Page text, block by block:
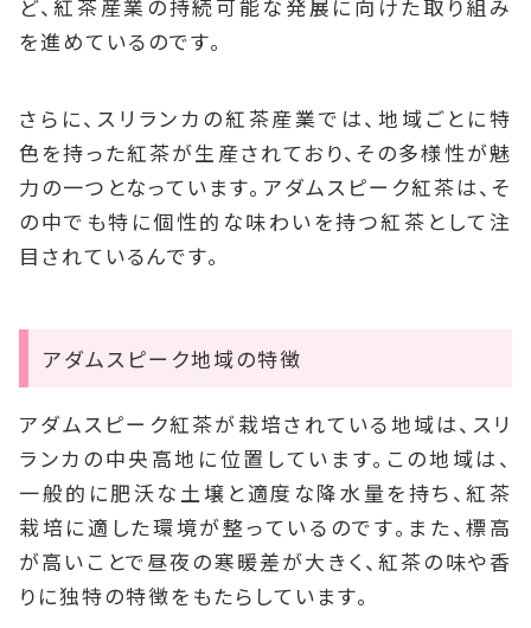
ど、紅茶産業の持続可能な発展に向けた取り組み
を進めているのです。
さらに、スリランカの紅茶産業では、地域ごとに特
色を持った紅茶が生産されており、その多様性が魅
力の一つとなっています。アダムスピーク紅茶は、そ
の中でも特に個性的な味わいを持つ紅茶として注
目されているんです。
アダムスピーク地域の特徴
アダムスピーク紅茶が栽培されている地域は、スリ
ランカの中央高地に位置しています。この地域は、
一般的に肥沃な土壌と適度な降水量を持ち、紅茶
栽培に適した環境が整っているのです。また、標高
が高いことで昼夜の寒暖差が大きく、紅茶の味や香
りに独特の特徴をもたらしています。